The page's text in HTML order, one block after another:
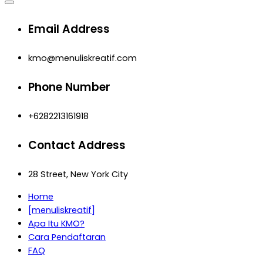
Email Address
kmo@menuliskreatif.com
Phone Number
+6282213161918
Contact Address
28 Street, New York City
Home
[menuliskreatif]
Apa Itu KMO?
Cara Pendaftaran
FAQ